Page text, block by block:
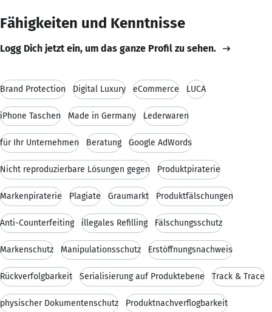
Fähigkeiten und Kenntnisse
Logg Dich jetzt ein, um das ganze Profil zu sehen.
Brand Protection Digital Luxury eCommerce LUCA
iPhone Taschen Made in Germany Lederwaren
für Ihr Unternehmen Beratung Google AdWords
Nicht reproduzierbare Lösungen gegen Produktpiraterie
Markenpiraterie Plagiate Graumarkt Produktfälschungen
Anti-Counterfeiting illegales Refilling Fälschungsschutz
Markenschutz Manipulationsschutz Erstöffnungsnachweis
Rückverfolgbarkeit Serialisierung auf Produktebene Track & Trace
physischer Dokumentenschutz Produktnachverflogbarkeit